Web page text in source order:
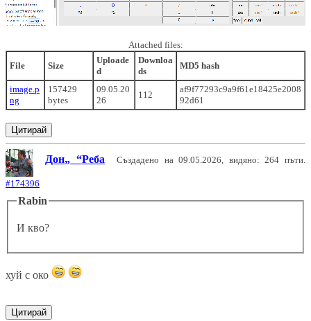
Attached files:
File
Size
Uploade
d
Downloa
ds
MD5 hash
image.p
ng
157429
bytes
09.05.20
26
112
af9f77293c9a9f61e18425e2008
92d61
Цитирай
Дон Реба Създадено на 09.05.2026, видяно: 264 пъти.
#174396
Rabin
И кво?
хуй с око
Цитирай